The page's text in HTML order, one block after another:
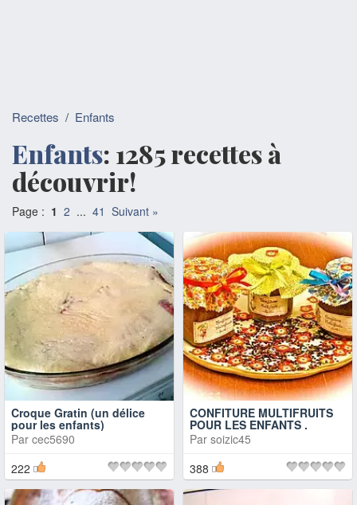
Recettes / Enfants
Enfants: 1285 recettes à
découvrir!
Page : 1 2 ... 41 Suivant »
Croque Gratin (un délice
pour les enfants)
Par cec5690
222
CONFITURE MULTIFRUITS
POUR LES ENFANTS .
Par soizic45
388